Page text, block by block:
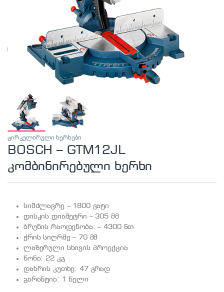
ცირკულარული ხერხები
BOSCH – GTM12JL
კომბინირებული ხერხი
სიმძლავრე – 1800 ვატი
დისკის დიამეტრი – 305 მმ
ბრუნის რაოდენობა: – 4300 წთ
ჭრის სიღრმე – 70 მმ
ლაზერული სხივის პროექცია
წონა: 22 კგ
დახრის კუთხე: 47 გრად
გარანტია: 1 წელი